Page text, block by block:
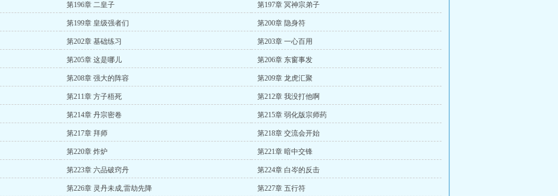
第196章 二皇子 第197章 冥神宗弟子
第199章 皇级强者们 第200章 隐身符
第202章 基础练习 第203章 一心百用
第205章 这是哪儿 第206章 东窗事发
第208章 强大的阵容 第209章 龙虎汇聚
第211章 方子梧死 第212章 我没打他啊
第214章 丹宗密卷 第215章 弱化版宗师药
第217章 拜师 第218章 交流会开始
第220章 炸炉 第221章 暗中交锋
第223章 六品破窍丹 第224章 白岑的反击
第226章 灵丹未成,雷劫先降 第227章 五行符